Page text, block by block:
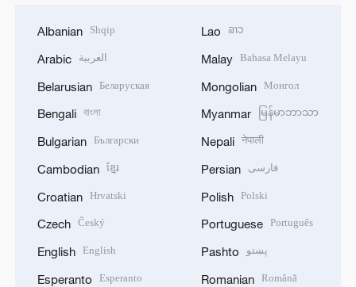
Albanian Shqip
Arabic العربية
Belarusian Беларуская
Bengali বাংলা
Bulgarian Български
Cambodian ខ្មែរ
Croatian Hrvatski
Czech Český
English English
Esperanto Esperanto
Lao ລາວ
Malay Bahasa Melayu
Mongolian Монгол
Myanmar မြန်မာဘာသာ
Nepali नेपाली
Persian فارسی
Polish Polski
Portuguese Português
Pashto پښتو
Romanian Română